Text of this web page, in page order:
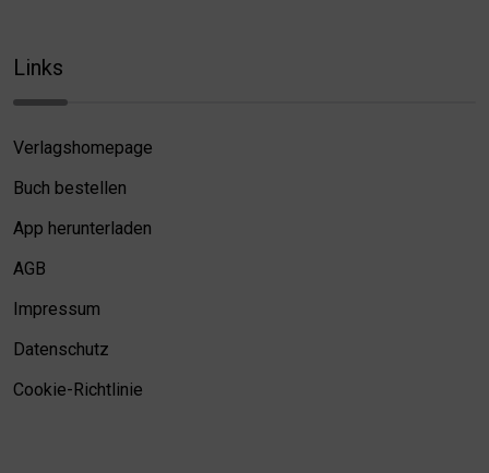
Links
Verlagshomepage
Buch bestellen
App herunterladen
AGB
Impressum
Datenschutz
Cookie-Richtlinie